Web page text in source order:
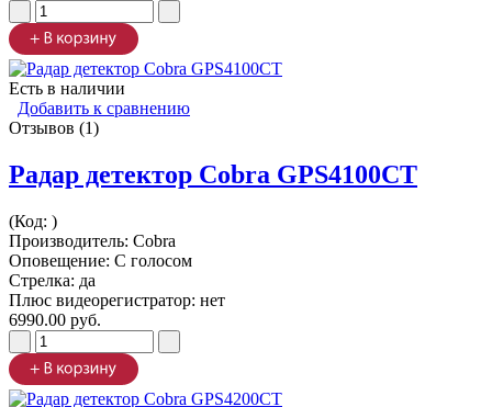
Есть в наличии
Добавить к сравнению
Отзывов (1)
Радар детектор Cobra GPS4100CT
(Код: )
Производитель: Cobra
Оповещение: С голосом
Стрелка: да
Плюс видеорегистратор: нет
6990.00 руб.